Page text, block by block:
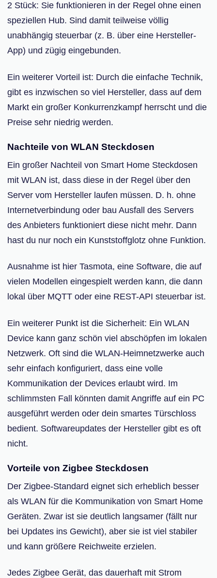
2 Stück: Sie funktionieren in der Regel ohne einen
speziellen Hub. Sind damit teilweise völlig
unabhängig steuerbar (z. B. über eine Hersteller-
App) und zügig eingebunden.
Ein weiterer Vorteil ist: Durch die einfache Technik,
gibt es inzwischen so viel Hersteller, dass auf dem
Markt ein großer Konkurrenzkampf herrscht und die
Preise sehr niedrig werden.
Nachteile von WLAN Steckdosen
Ein großer Nachteil von Smart Home Steckdosen
mit WLAN ist, dass diese in der Regel über den
Server vom Hersteller laufen müssen. D. h. ohne
Internetverbindung oder bau Ausfall des Servers
des Anbieters funktioniert diese nicht mehr. Dann
hast du nur noch ein Kunststoffglotz ohne Funktion.
Ausnahme ist hier Tasmota, eine Software, die auf
vielen Modellen eingespielt werden kann, die dann
lokal über MQTT oder eine REST-API steuerbar ist.
Ein weiterer Punkt ist die Sicherheit: Ein WLAN
Device kann ganz schön viel abschöpfen im lokalen
Netzwerk. Oft sind die WLAN-Heimnetzwerke auch
sehr einfach konfiguriert, dass eine volle
Kommunikation der Devices erlaubt wird. Im
schlimmsten Fall könnten damit Angriffe auf ein PC
ausgeführt werden oder dein smartes Türschloss
bedient. Softwareupdates der Hersteller gibt es oft
nicht.
Vorteile von Zigbee Steckdosen
Der Zigbee-Standard eignet sich erheblich besser
als WLAN für die Kommunikation von Smart Home
Geräten. Zwar ist sie deutlich langsamer (fällt nur
bei Updates ins Gewicht), aber sie ist viel stabiler
und kann größere Reichweite erzielen.
Jedes Zigbee Gerät, das dauerhaft mit Strom